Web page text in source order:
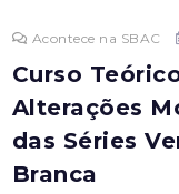
Acontece na SBAC
Curso
Alterações
das Séries
Branca